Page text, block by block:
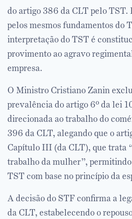
do artigo 386 da CLT pelo TST.
pelos mesmos fundamentos do
interpretação do TST é
provimento ao agravo
empresa.
O Ministro Cristiano Zanin
prevalência do artigo 6º da lei
direcionada ao trabalho do
396 da CLT, alegando que o
Capítulo III (da CLT), que trata
trabalho da mulher”,
TST com base no princípio da
A decisão do STF confirma a
da CLT, estabelecendo o